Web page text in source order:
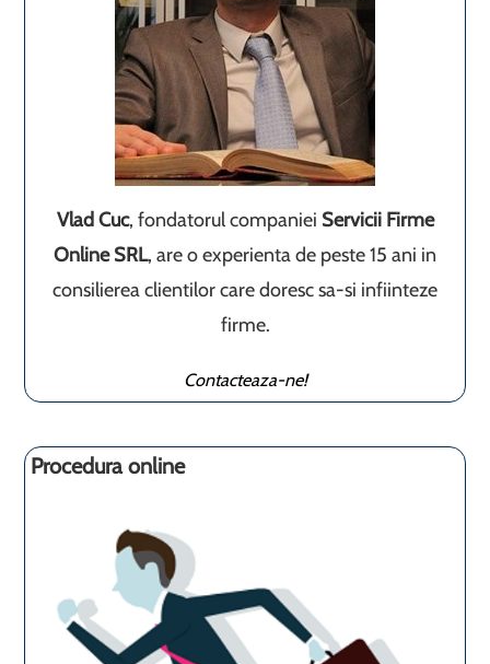
Vlad Cuc, fondatorul companiei Servicii Firme
Online SRL, are o experienta de peste 15 ani in
consilierea clientilor care doresc sa-si infiinteze
firme.
Contacteaza-ne!
Procedura online